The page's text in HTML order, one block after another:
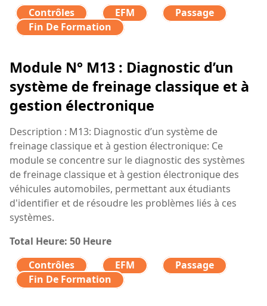
Contrôles
EFM
Passage
Fin De Formation
Module N° M13 : Diagnostic d’un
système de freinage classique et à
gestion électronique
Description : M13: Diagnostic d’un système de
freinage classique et à gestion électronique: Ce
module se concentre sur le diagnostic des systèmes
de freinage classique et à gestion électronique des
véhicules automobiles, permettant aux étudiants
d'identifier et de résoudre les problèmes liés à ces
systèmes.
Total Heure: 50 Heure
Contrôles
EFM
Passage
Fin De Formation